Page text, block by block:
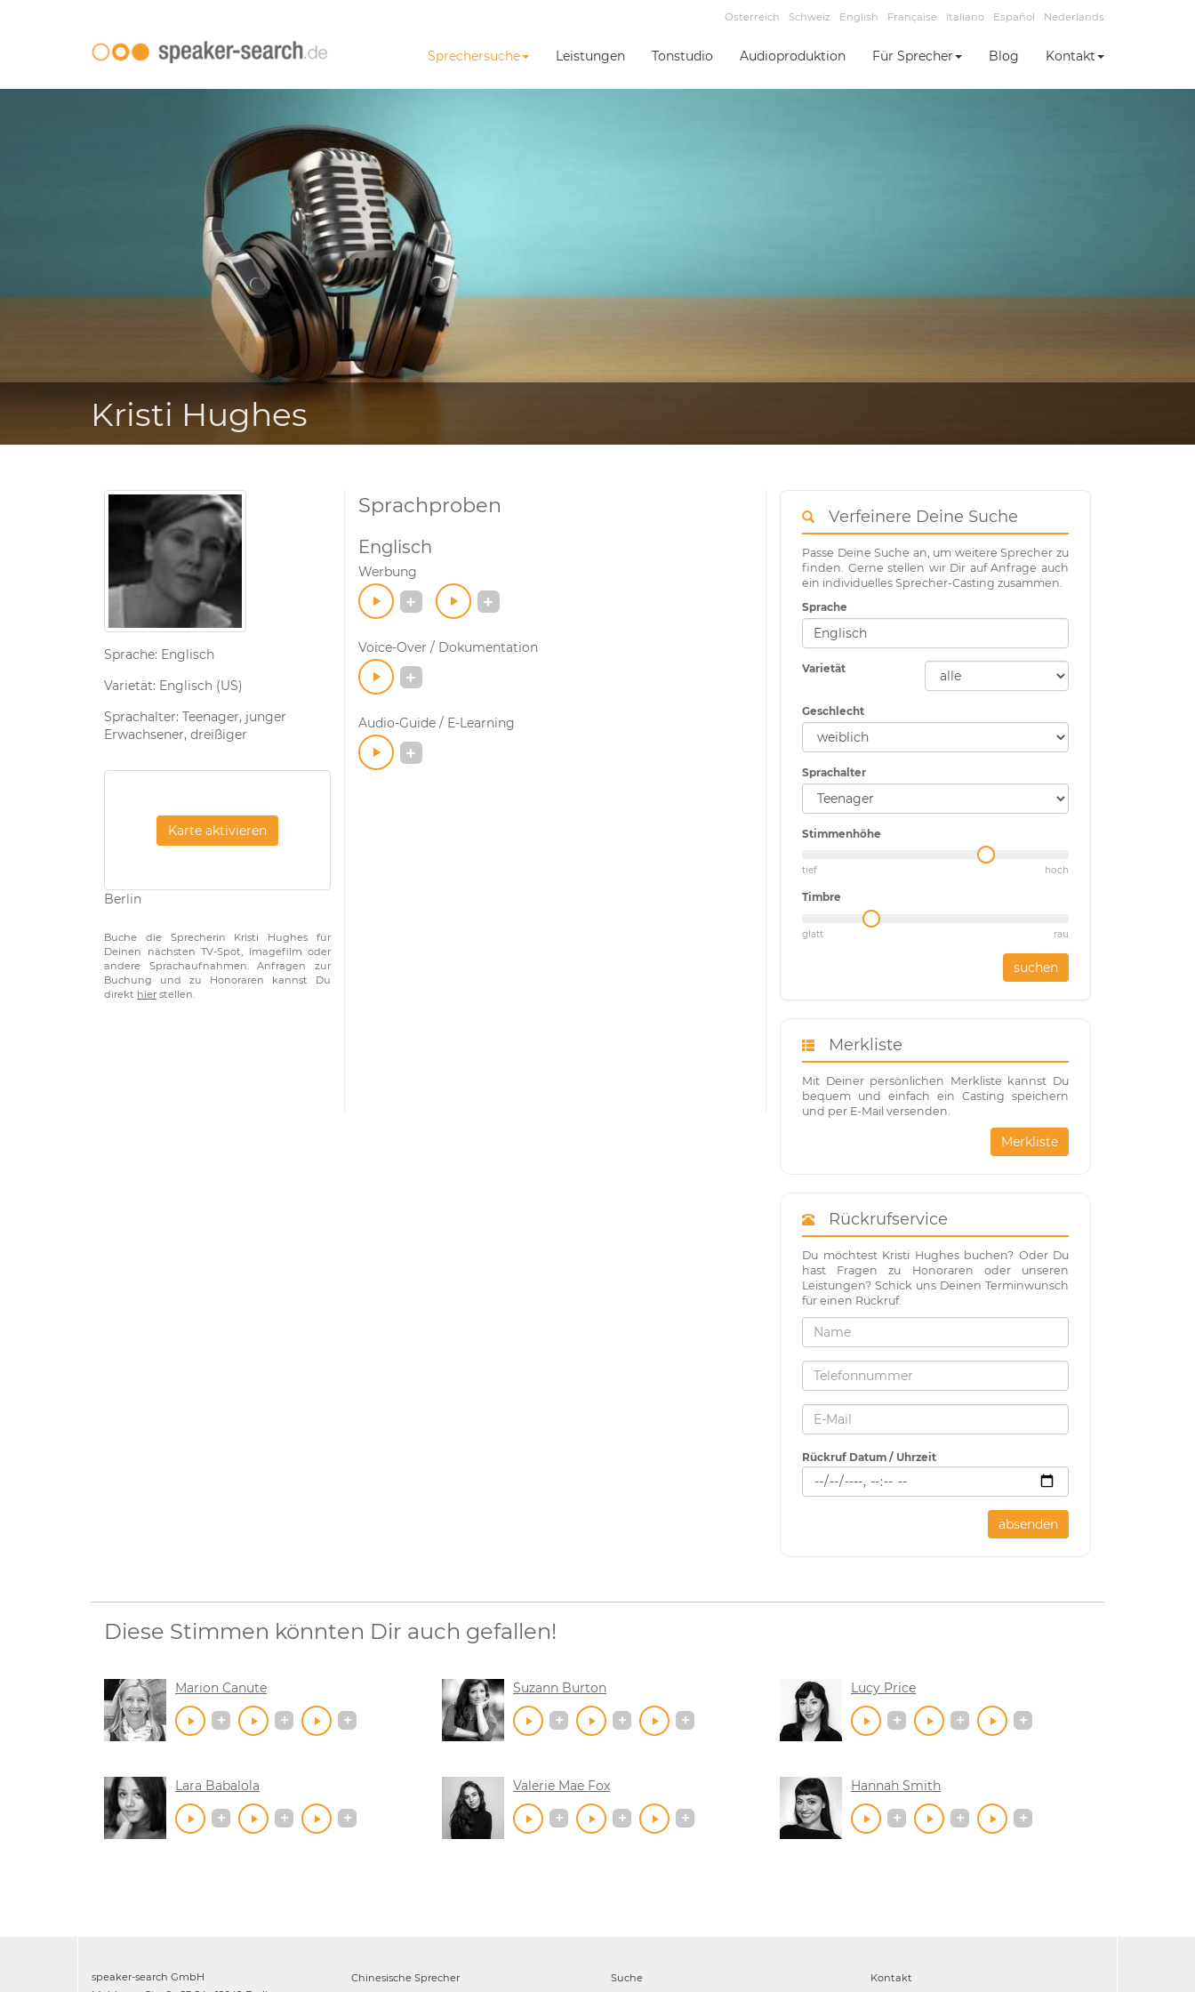
Österreich Schweiz English Française Italiano Español Nederlands
Sprechersuche Leistungen Tonstudio Audioproduktion Für Sprecher Blog Kontakt
Kristi Hughes
Sprache: Englisch
Varietät: Englisch (US)
Sprachalter: Teenager, junger
Erwachsener, dreißiger
Karte aktivieren
Berlin
Buche die Sprecherin Kristi Hughes für
Deinen nächsten TV-Spot, Imagefilm oder
andere Sprachaufnahmen. Anfragen zur
Buchung und zu Honoraren kannst Du
direkt hier stellen.
Sprachproben
Englisch
Werbung
Voice-Over / Dokumentation
Audio-Guide / E-Learning
Verfeinere Deine Suche
Passe Deine Suche an, um weitere Sprecher zu
finden. Gerne stellen wir Dir auf Anfrage auch
ein individuelles Sprecher-Casting zusammen.
Sprache
Varietät
Geschlecht
Sprachalter
Stimmenhöhe
tief hoch
Timbre
glatt rau
suchen
Merkliste
Mit Deiner persönlichen Merkliste kannst Du
bequem und einfach ein Casting speichern
und per E-Mail versenden.
Merkliste
Rückrufservice
Du möchtest Kristi Hughes buchen? Oder Du
hast Fragen zu Honoraren oder unseren
Leistungen? Schick uns Deinen Terminwunsch
für einen Rückruf.
Rückruf Datum / Uhrzeit
absenden
Diese Stimmen könnten Dir auch gefallen!
Marion Canute Suzann Burton Lucy Price
Lara Babalola Valerie Mae Fox Hannah Smith
speaker-search GmbH
Chinesische Sprecher
Suche
Kontakt